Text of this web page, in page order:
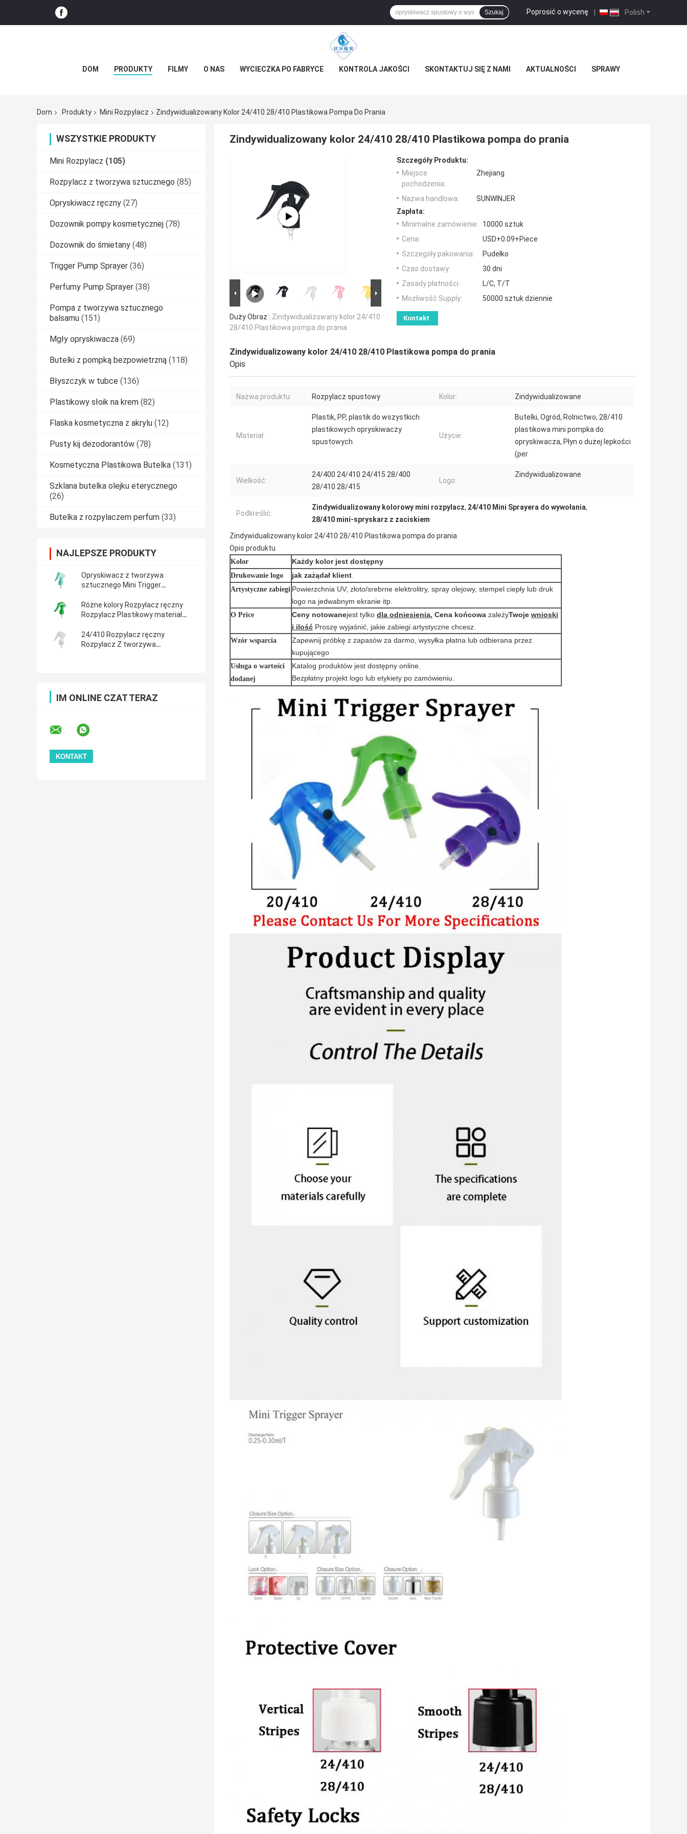
Polish
Poprosić o wycenę |
Szukaj
DOM PRODUKTY FILMY O NAS WYCIECZKA PO FABRYCE KONTROLA JAKOŚCI SKONTAKTUJ SIĘ Z NAMI AKTUALNOŚCI SPRAWY
Dom Produkty Mini Rozpylacz Zindywidualizowany Kolor 24/410 28/410 Plastikowa Pompa Do Prania
WSZYSTKIE PRODUKTY
Mini Rozpylacz (105)
Rozpylacz z tworzywa sztucznego (85)
Opryskiwacz ręczny (27)
Dozownik pompy kosmetycznej (78)
Dozownik do śmietany (48)
Trigger Pump Sprayer (36)
Perfumy Pump Sprayer (38)
Pompa z tworzywa sztucznego
balsamu (151)
Mgły opryskiwacza (69)
Butelki z pompką bezpowietrzną (118)
Błyszczyk w tubce (136)
Plastikowy słoik na krem (82)
Flaska kosmetyczna z akrylu (12)
Pusty kij dezodorantów (78)
Kosmetyczna Plastikowa Butelka (131)
Szklana butelka olejku eterycznego
(26)
Butelka z rozpylaczem perfum (33)
NAJLEPSZE PRODUKTY
Opryskiwacz z tworzywa
sztucznego Mini Trigger
kosmetycznego
Różne kolory Rozpylacz ręczny
Rozpylacz Plastikowy materiał
24/410 Rozpylacz ręczny
Rozpylacz Z tworzywa
IM ONLINE CZAT TERAZ
Zindywidualizowany kolor 24/410 28/410 Plastikowa pompa do prania
Duży Obraz : Zindywidualizowany kolor 24/410
28/410 Plastikowa pompa do prania
Szczegóły Produktu:
Miejsce
pochodzenia:
Zhejiang
Nazwa handlowa:
SUNWINJER
Zapłata:
Minimalne zamówienie:
10000 sztuk
Cena:
USD+0.09+Piece
Szczegóły pakowania:
Pudełko
Czas dostawy:
30 dni
Zasady płatności:
L/C, T/T
Możliwość Supply:
50000 sztuk dziennie
Kontakt
Zindywidualizowany kolor 24/410 28/410 Plastikowa pompa do prania
Opis
Nazwa produktu: Rozpylacz spustowy Kolor: Zindywidualizowane
Materiał:
Plastik, PP, plastik do wszystkich
plastikowych opryskiwaczy
spustowych
Użycie:
Butelki, Ogród, Rolnictwo, 28/410
plastikowa mini pompka do
opryskiwacza, Płyn o dużej lepkości
(per
Wielkość:
24/400 24/410 24/415 28/400
28/410 28/415
Logo:
Zindywidualizowane
Podkreślić:
Zindywidualizowany kolorowy mini rozpylacz, 24/410 Mini Sprayera do wywołania,
28/410 mini-spryskarz z zaciskiem
Zindywidualizowany kolor 24/410 28/410 Plastikowa pompa do prania
Opis produktu
Kolor Każdy kolor jest dostępny
Drukowanie logo jak zażądał klient.
Artystyczne zabiegi Powierzchnia UV, złoto/srebrne elektrolitry, spray olejowy, stempel ciepły lub druk
logo na jedwabnym ekranie itp.
O Price Ceny notowanejest tylko dla odniesienia. Cena końcowa zależyTwoje wnioski
i ilość Proszę wyjaśnić, jakie zabiegi artystyczne chcesz.
Wzór wsparcia
Zapewnij próbkę z zapasów za darmo, wysyłka płatna lub odbierana przez
kupującego
Usługa o wartości
dodanej
Katalog produktów jest dostępny online.
Bezpłatny projekt logo lub etykiety po zamówieniu.